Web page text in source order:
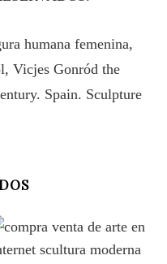
humana femenina,
Vicjes Gonród the
Spain. Sculpture